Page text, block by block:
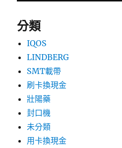
分類
IQOS
LINDBERG
SMT載帶
刷卡換現金
壯陽藥
封口機
未分類
用卡換現金